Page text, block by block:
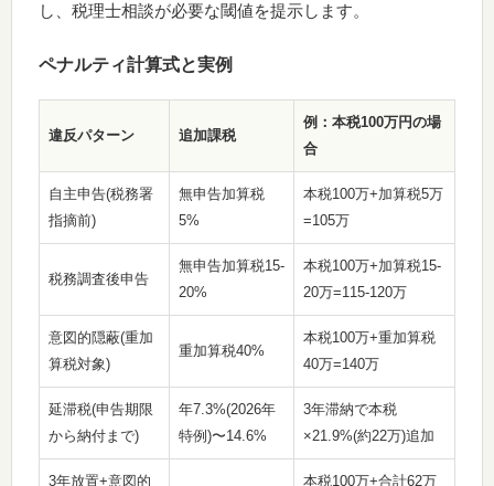
し、税理士相談が必要な閾値を提示します。
ペナルティ計算式と実例
違反パターン 追加課税
例：本税100万円の場
合
自主申告(税務署
指摘前)
無申告加算税
5%
本税100万+加算税5万
=105万
税務調査後申告
無申告加算税15-
20%
本税100万+加算税15-
20万=115-120万
意図的隠蔽(重加
算税対象)
重加算税40%
本税100万+重加算税
40万=140万
延滞税(申告期限
から納付まで)
年7.3%(2026年
特例)〜14.6%
3年滞納で本税
×21.9%(約22万)追加
3年放置+意図的 本税100万+合計62万